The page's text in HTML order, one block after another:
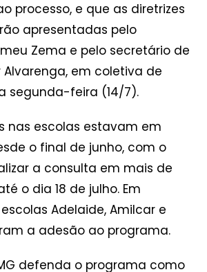
processo, e que as diretrizes
apresentadas pelo
Zema e pelo secretário de
Alvarenga, em coletiva de
segunda-feira (14/7).
nas escolas estavam em
o final de junho, com o
a consulta em mais de
o dia 18 de julho. Em
Adelaide, Amilcar e
a adesão ao programa.
defenda o programa como